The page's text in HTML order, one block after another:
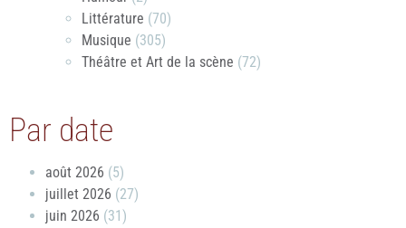
Littérature (70)
Musique (305)
Théâtre et Art de la scène (72)
Par date
août 2026 (5)
juillet 2026 (27)
juin 2026 (31)